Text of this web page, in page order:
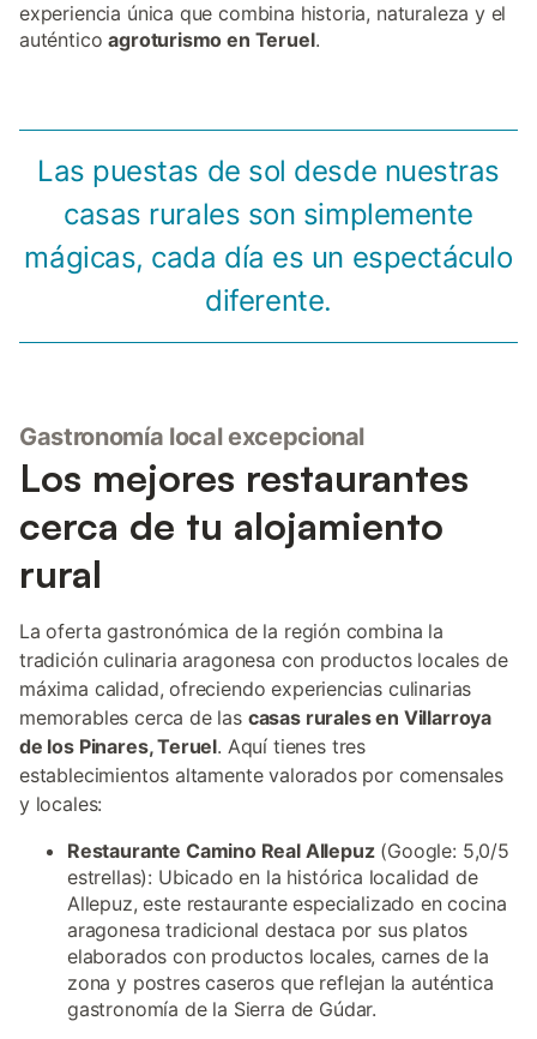
experiencia única que combina historia, naturaleza y el
auténticoagroturismo en Teruel.
Las puestas de sol desde nuestras
casas rurales son simplemente
mágicas, cada día es un espectáculo
diferente.
Gastronomía local excepcional
Los mejores restaurantes
cerca de tu alojamiento
rural
La oferta gastronómica de la región combina la
tradición culinaria aragonesa con productos locales de
máxima calidad, ofreciendo experiencias culinarias
memorables cerca de las casas rurales en Villarroya
de los Pinares, Teruel. Aquí tienes tres
establecimientos altamente valorados por comensales
y locales:
Restaurante Camino Real Allepuz(Google: 5,0/5
estrellas): Ubicado en la histórica localidad de
Allepuz, este restaurante especializado en cocina
aragonesa tradicional destaca por sus platos
elaborados con productos locales, carnes de la
zona y postres caseros que reflejan la auténtica
gastronomía de la Sierra de Gúdar.